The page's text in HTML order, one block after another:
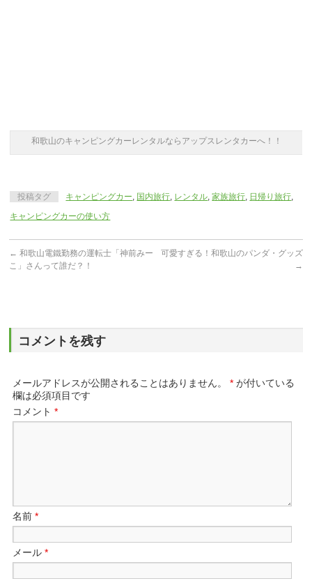
和歌山のキャンピングカーレンタルならアップスレンタカーへ！！
投稿タグ キャンピングカー, 国内旅行, レンタル,家族旅行, 日帰り旅行,
キャンピングカーの使い方
← 和歌山電鐵勤務の運転士「神前みー
こ」さんって誰だ？！
可愛すぎる！和歌山のパンダ・グッズ
→
コメントを残す
メールアドレスが公開されることはありません。 * が付いている
欄は必須項目です
コメント*
名前*
メール*